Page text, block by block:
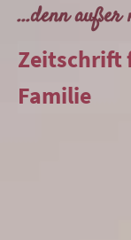
...denn
Zeitschrift
Familie